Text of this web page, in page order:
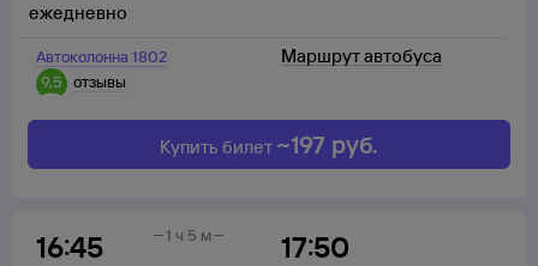
Автоколонна 1802
9,5
отзывы
ежедневно
Маршрут автобуса
Купить билет ~197 руб.
16:45 17:50
1 ч 5 м